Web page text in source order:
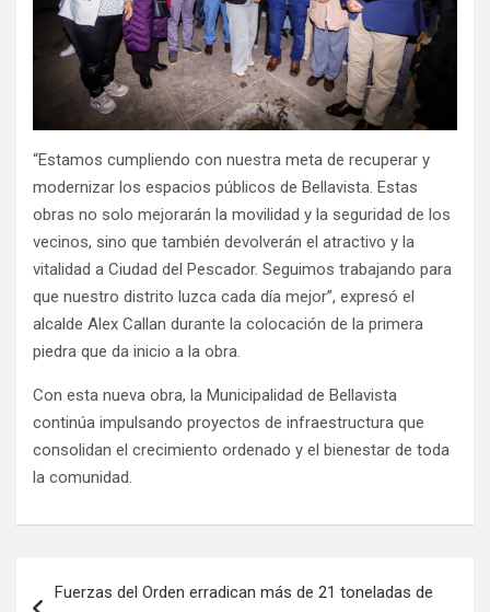
“Estamos cumpliendo con nuestra meta de recuperar y
modernizar los espacios públicos de Bellavista. Estas
obras no solo mejorarán la movilidad y la seguridad de los
vecinos, sino que también devolverán el atractivo y la
vitalidad a Ciudad del Pescador. Seguimos trabajando para
que nuestro distrito luzca cada día mejor”, expresó el
alcalde Alex Callan durante la colocación de la primera
piedra que da inicio a la obra.
Con esta nueva obra, la Municipalidad de Bellavista
continúa impulsando proyectos de infraestructura que
consolidan el crecimiento ordenado y el bienestar de toda
la comunidad.
Fuerzas del Orden erradican más de 21 toneladas de